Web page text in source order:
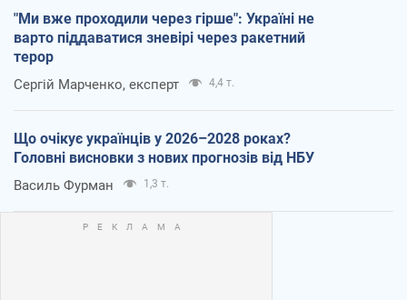
"Ми вже проходили через гірше": Україні не
варто піддаватися зневірі через ракетний
терор
Сергій Марченко, експерт 4,4 т.
Що очікує українців у 2026–2028 роках?
Головні висновки з нових прогнозів від НБУ
Василь Фурман 1,3 т.